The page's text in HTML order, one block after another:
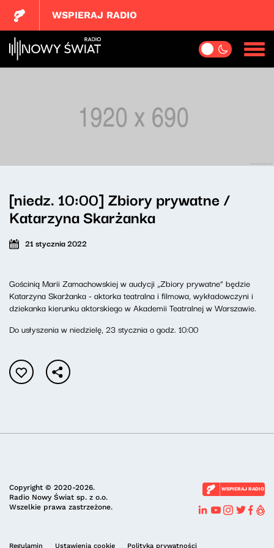
WSPIERAJ RADIO
[niedz. 10:00] Zbiory prywatne /
Katarzyna Skarżanka
21 stycznia 2022
Gościnią Marii Zamachowskiej w audycji „Zbiory prywatne” będzie
Katarzyna Skarżanka - aktorka teatralna i filmowa, wykładowczyni i
dziekanka kierunku aktorskiego w Akademii Teatralnej w Warszawie.
Do usłyszenia w niedzielę, 23 stycznia o godz. 10:00
Copyright © 2020-2026.
Radio Nowy Świat sp. z o.o.
Wszelkie prawa zastrzeżone.
WSPIERAJ RADIO
Regulamin Ustawienia cookie Polityka prywatności